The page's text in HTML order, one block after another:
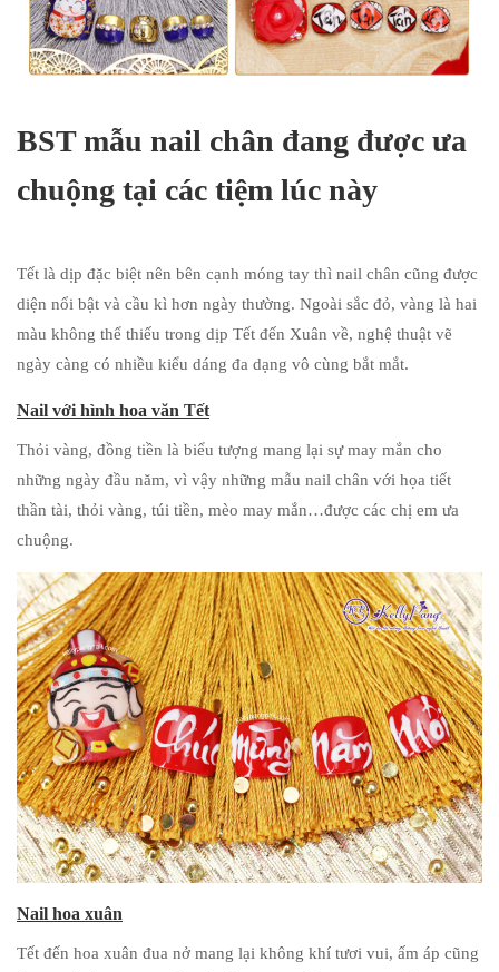
BST mẫu nail chân đang được ưa
chuộng tại các tiệm lúc này
Tết là dịp đặc biệt nên bên cạnh móng tay thì nail chân cũng được
diện nổi bật và cầu kì hơn ngày thường. Ngoài sắc đỏ, vàng là hai
màu không thể thiếu trong dịp Tết đến Xuân về, nghệ thuật vẽ
ngày càng có nhiều kiểu dáng đa dạng vô cùng bắt mắt.
Nail với hình hoa văn Tết
Thỏi vàng, đồng tiền là biểu tượng mang lại sự may mắn cho
những ngày đầu năm, vì vậy những mẫu nail chân với họa tiết
thần tài, thỏi vàng, túi tiền, mèo may mắn…được các chị em ưa
chuộng.
Nail hoa xuân
Tết đến hoa xuân đua nở mang lại không khí tươi vui, ấm áp cũng